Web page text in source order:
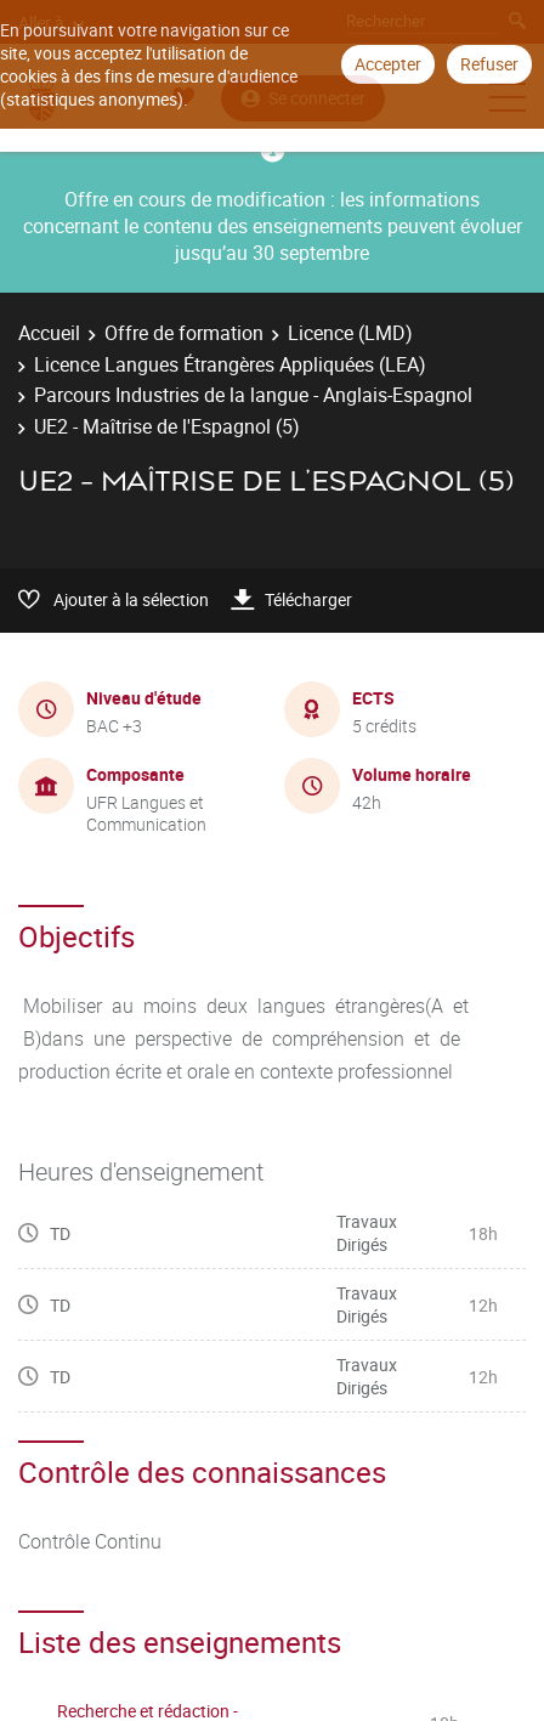
En poursuivant votre navigation sur ce
site, vous acceptez l'utilisation de
cookies à des fins de mesure d'audience
(statistiques anonymes).
Accepter Refuser
Aller à
Se connecter
Offre en cours de modification : les informations
concernant le contenu des enseignements peuvent évoluer
jusqu’au 30 septembre
Accueil Offre de formation
Licence (LMD)
Licence Langues Étrangères Appliquées (LEA)
Parcours Industries de la langue - Anglais-Espagnol
UE2 - Maîtrise de l'Espagnol (5)
UE2 - MAÎTRISE DE L'ESPAGNOL (5)
Ajouter à la sélection Télécharger
Niveau d'étude
BAC +3
ECTS
5 crédits
Composante
UFR Langues et
Communication
Volume horaire
42h
Objectifs
Mobiliser au moins deux langues étrangères(A et
B)dans une perspective de compréhension et de
production écrite et orale en contexte professionnel
Heures d'enseignement
TD
Travaux
Dirigés
18h
TD
Travaux
Dirigés
12h
TD
Travaux
Dirigés
12h
Contrôle des connaissances
Contrôle Continu
Liste des enseignements
Recherche et rédaction -